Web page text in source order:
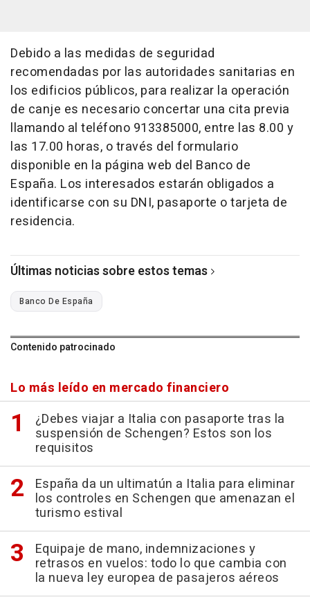
Debido a las medidas de seguridad
recomendadas por las autoridades sanitarias en
los edificios públicos, para realizar la operación
de canje es necesario concertar una cita previa
llamando al teléfono 913385000, entre las 8.00 y
las 17.00 horas, o través del formulario
disponible en la página web del Banco de
España. Los interesados estarán obligados a
identificarse con su DNI, pasaporte o tarjeta de
residencia.
Últimas noticias sobre estos temas
Banco De España
Contenido patrocinado
Lo más leído en mercado financiero
¿Debes viajar a Italia con pasaporte tras la
suspensión de Schengen? Estos son los
requisitos
España da un ultimatún a Italia para eliminar
los controles en Schengen que amenazan el
turismo estival
Equipaje de mano, indemnizaciones y
retrasos en vuelos: todo lo que cambia con
la nueva ley europea de pasajeros aéreos